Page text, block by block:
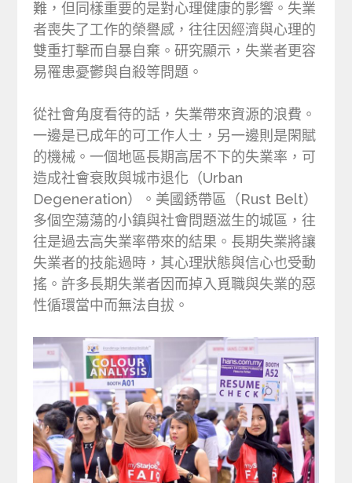
難，但同樣重要的是對心理健康的影響。失業
者喪失了工作的榮譽感，往往因經濟與心理的
雙重打擊而自暴自棄。研究顯示，失業者更容
易罹患憂鬱與自殺等問題。
從社會角度看待的話，失業帶來資源的浪費。
一邊是已成年的可工作人士，另一邊則是閑賦
的機械。一個地區長期高居不下的失業率，可
造成社會衰敗與城市退化（Urban
Degeneration）。美國銹帶區（Rust Belt）
多個空蕩蕩的小鎮與社會問題滋生的城區，往
往是過去高失業率帶來的結果。長期失業將讓
失業者的技能過時，其心理狀態與信心也受動
搖。許多長期失業者因而掉入覓職與失業的惡
性循環當中而無法自拔。